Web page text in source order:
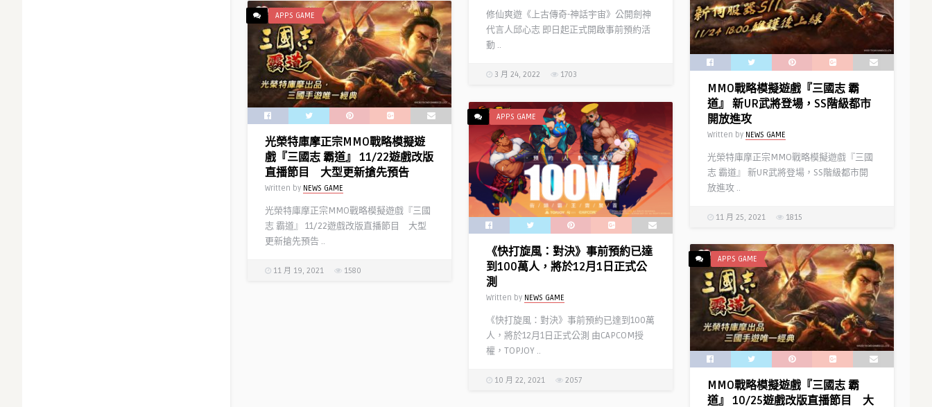
修仙爽遊《上古傳奇-神話宇宙》公開劍神
代言人邱心志 即日起正式開啟事前預約活
動 ..
3 月 24, 2022 1703
MMO戰略模擬遊戲『三國志 霸
道』 新UR武將登場，SS階級都市
開放進攻
Written by NEWS GAME
光榮特庫摩正宗MMO戰略模擬遊戲『三國
志 霸道』 新UR武將登場，SS階級都市開
放進攻 ..
11 月 25, 2021 1815
APPS GAME
光榮特庫摩正宗MMO戰略模擬遊
戲『三國志 霸道』 11/22遊戲改版
直播節目 大型更新搶先預告
Written by NEWS GAME
光榮特庫摩正宗MMO戰略模擬遊戲『三國
志 霸道』 11/22遊戲改版直播節目 大型
更新搶先預告 ..
11 月 19, 2021 1580
APPS GAME
《快打旋風：對決》事前預約已達
到100萬人，將於12月1日正式公
測
Written by NEWS GAME
《快打旋風：對決》事前預約已達到100萬
人，將於12月1日正式公測 由CAPCOM授
權，TOPJOY ..
10 月 22, 2021 2057
APPS GAME
MMO戰略模擬遊戲『三國志 霸
道』 10/25遊戲改版直播節目 大
動 即將展開 三大活動搶先曝光
Written byNEWS GAME
虛寶卡掀收集狂潮
3D動作對戰手遊《高達爭鋒對決》
於今日正式上線
Written by NEWS GAME